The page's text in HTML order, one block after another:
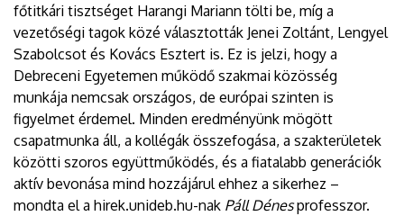
főtitkári tisztséget Harangi Mariann tölti be, míg a
vezetőségi tagok közé választották Jenei Zoltánt, Lengyel
Szabolcsot és Kovács Esztert is. Ez is jelzi, hogy a
Debreceni Egyetemen működő szakmai közösség
munkája nemcsak országos, de európai szinten is
figyelmet érdemel. Minden eredményünk mögött
csapatmunka áll, a kollégák összefogása, a szakterületek
közötti szoros együttműködés, és a fiatalabb generációk
aktív bevonása mind hozzájárul ehhez a sikerhez –
mondta el a hirek.unideb.hu-nak Páll Dénesprofesszor.